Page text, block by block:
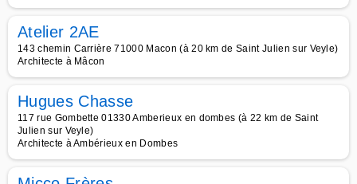
Atelier 2AE
143 chemin Carrière 71000 Macon (à 20 km de Saint Julien sur Veyle)
Architecte à Mâcon
Hugues Chasse
117 rue Gombette 01330 Amberieux en dombes (à 22 km de Saint
Julien sur Veyle)
Architecte à Ambérieux en Dombes